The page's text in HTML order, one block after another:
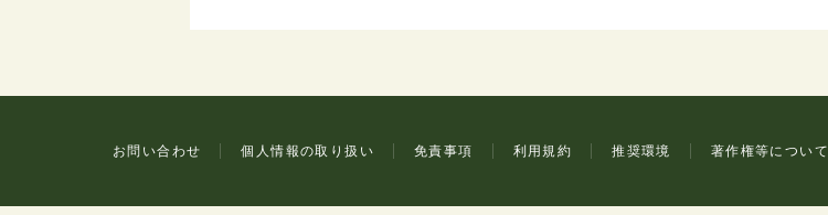
お問い合わせ 個人情報の取り扱い 免責事項 利用規約 推奨環境 著作権等について